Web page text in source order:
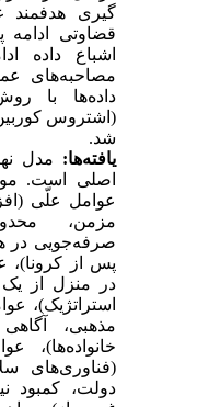
گیری هدفمند
قضاوتی ادامه
مصاحبه‌های
داده‌ها با روش
(اشتروس
شد.
یافته‌ها:
اصلی است.
عوامل علّی
مزمن،
صرفه‌جویی در
پس از کرونا)،
در منزل از
استراتژیک)،
مذهبی،
خانواده‌ها)،
(فناوری‌های
دولت، کمبود